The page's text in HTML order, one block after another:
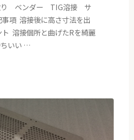
り ベンダー TIG溶接 サ
事項 溶接後に高さ寸法を出
ト 溶接個所と曲げたRを綺麗
ちいい …